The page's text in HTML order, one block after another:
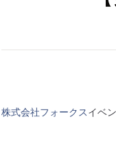
株式会社フォークスイベ